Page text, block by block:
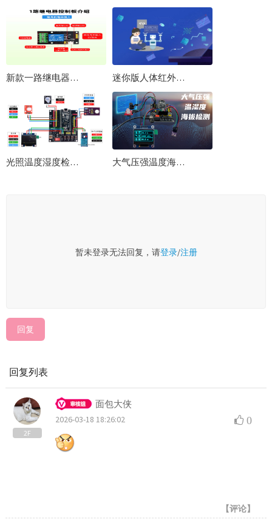
新款一路继电器控制板 高低电平触发 板载K跳帽供电 迷你版人体红外传感器免编程实验教程
光照温度湿度检测显示阈值控制Pico-RP2040使用Python编程实战开发教程 大气压强温度海拔检测显示阈值控制Pico-RP2040使用Python编程实战开发教程
暂未登录无法回复，请登录/注册
回复
回复列表
2F
面包大侠
2026-03-18 18:26:02 0
【评论】